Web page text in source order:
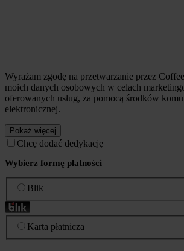
Wyrażam zgodę na przetwarzanie przez
moich danych osobowych w celach
oferowanych usług, za pomocą środków
elektronicznej.
Pokaż więcej
Chcę dodać dedykację
Wybierz formę płatności
Blik
Karta płatnicza